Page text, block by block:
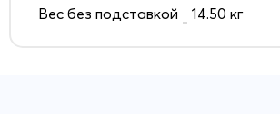
Вес без подставкой
14.50 кг